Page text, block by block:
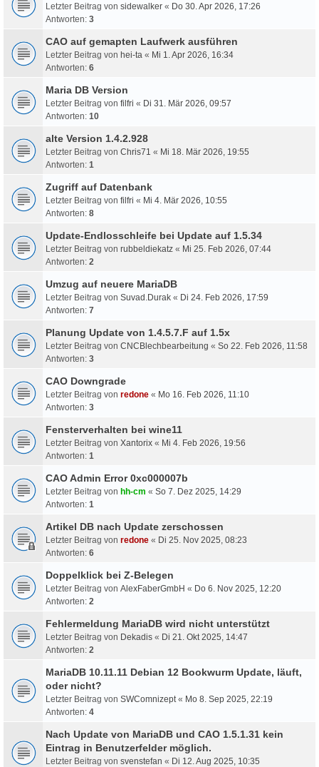
Letzter Beitrag von sidewalker « Do 30. Apr 2026, 17:26
Antworten: 3
CAO auf gemapten Laufwerk ausführen
Letzter Beitrag von hei-ta « Mi 1. Apr 2026, 16:34
Antworten: 6
Maria DB Version
Letzter Beitrag von filfri « Di 31. Mär 2026, 09:57
Antworten: 10
alte Version 1.4.2.928
Letzter Beitrag von Chris71 « Mi 18. Mär 2026, 19:55
Antworten: 1
Zugriff auf Datenbank
Letzter Beitrag von filfri « Mi 4. Mär 2026, 10:55
Antworten: 8
Update-Endlosschleife bei Update auf 1.5.34
Letzter Beitrag von rubbeldiekatz « Mi 25. Feb 2026, 07:44
Antworten: 2
Umzug auf neuere MariaDB
Letzter Beitrag von Suvad.Durak « Di 24. Feb 2026, 17:59
Antworten: 7
Planung Update von 1.4.5.7.F auf 1.5x
Letzter Beitrag von CNCBlechbearbeitung « So 22. Feb 2026, 11:58
Antworten: 3
CAO Downgrade
Letzter Beitrag von redone « Mo 16. Feb 2026, 11:10
Antworten: 3
Fensterverhalten bei wine11
Letzter Beitrag von Xantorix « Mi 4. Feb 2026, 19:56
Antworten: 1
CAO Admin Error 0xc000007b
Letzter Beitrag von hh-cm « So 7. Dez 2025, 14:29
Antworten: 1
Artikel DB nach Update zerschossen
Letzter Beitrag von redone « Di 25. Nov 2025, 08:23
Antworten: 6
Doppelklick bei Z-Belegen
Letzter Beitrag von AlexFaberGmbH « Do 6. Nov 2025, 12:20
Antworten: 2
Fehlermeldung MariaDB wird nicht unterstützt
Letzter Beitrag von Dekadis « Di 21. Okt 2025, 14:47
Antworten: 2
MariaDB 10.11.11 Debian 12 Bookwurm Update, läuft,
oder nicht?
Letzter Beitrag von SWComnizept « Mo 8. Sep 2025, 22:19
Antworten: 4
Nach Update von MariaDB und CAO 1.5.1.31 kein
Eintrag in Benutzerfelder möglich.
Letzter Beitrag von svenstefan « Di 12. Aug 2025, 10:35